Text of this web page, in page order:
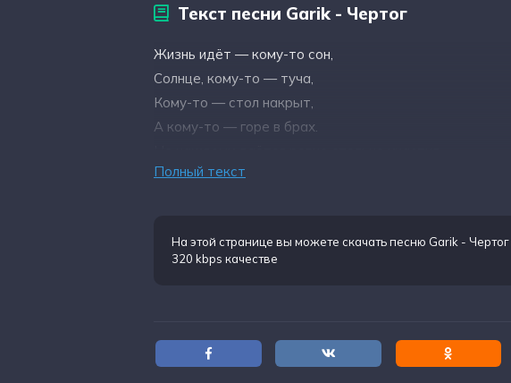
Текст песни Garik - Чертог
Жизнь идёт — кому-то сон,
Солнце, кому-то — туча,
Кому-то — стол накрыт,
А кому-то — горе в брах.
Сколько выдержит душа,
Полный текст
На этой странице вы можете скачать песню Garik - Чертог
320 kbps качестве